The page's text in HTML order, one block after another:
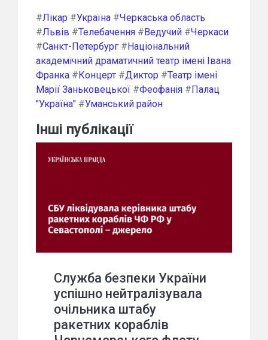
#Лікар #Україна #Черкаська область
#Львів #Телебачення # Ведучий #Черкаси
#Санкт-Петербург # Національний
академічний драматичний театр імені Івана
Франка # Концерт #Диктор #Театр імені
Марії Заньковецької #Феофанія # Палац
"Україна" #Уманський район
Інші публікації
Служба безпеки України
успішно нейтралізувала
очільника штабу
ракетних кораблів